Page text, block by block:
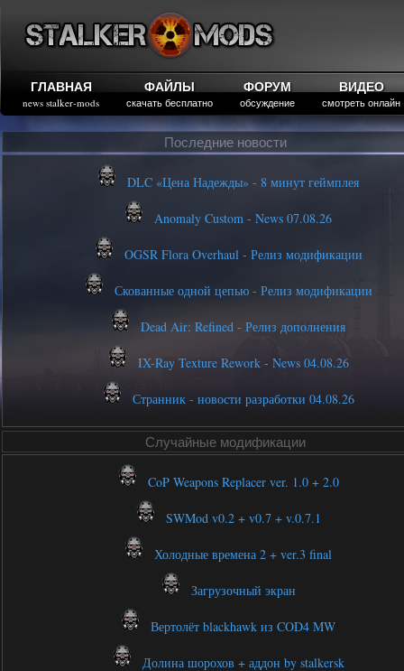
ГЛАВНАЯ
news stalker-mods
ФАЙЛЫ
скачать бесплатно
ФОРУМ
обсуждение
ВИДЕО
смотреть онлайн
Последние новости
DLC «Цена Надежды» - 8 минут геймплея
Anomaly Custom - News 07.08.26
OGSR Flora Overhaul - Релиз модификации
Скованные одной цепью - Релиз модификации
Dead Air: Refined - Релиз дополнения
IX-Ray Texture Rework - News 04.08.26
Странник - новости разработки 04.08.26
Случайные модификации
CoP Weapons Replacer ver. 1.0 + 2.0
SWMod v0.2 + v0.7 + v.0.7.1
Холодные времена 2 + ver.3 final
Загрузочный экран
Вертолёт blackhawk из COD4 MW
Долина шорохов + аддон by stalkersk